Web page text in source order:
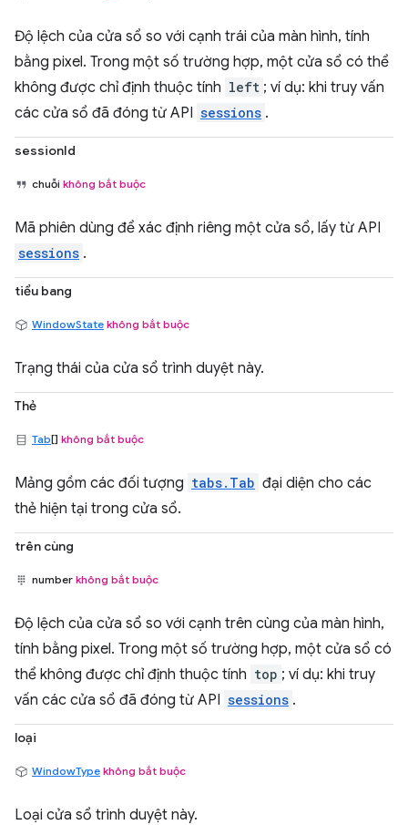
Độ lệch của cửa sổ so với cạnh trái của màn hình, tính
bằng pixel. Trong một số trường hợp, một cửa sổ có thể
không được chỉ định thuộc tính left ; ví dụ: khi truy vấn
các cửa sổ đã đóng từ API sessions .
sessionId
chuỗi không bắt buộc
Mã phiên dùng để xác định riêng một cửa sổ, lấy từ API
sessions .
tiểu bang
WindowState không bắt buộc
Trạng thái của cửa sổ trình duyệt này.
Thẻ
Tab[] không bắt buộc
Mảng gồm các đối tượng tabs.Tab đại diện cho các
thẻ hiện tại trong cửa sổ.
trên cùng
number không bắt buộc
Độ lệch của cửa sổ so với cạnh trên cùng của màn hình,
tính bằng pixel. Trong một số trường hợp, một cửa sổ có
thể không được chỉ định thuộc tính top ; ví dụ: khi truy
vấn các cửa sổ đã đóng từ API sessions .
loại
WindowType không bắt buộc
Loại cửa sổ trình duyệt này.